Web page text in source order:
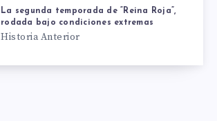
La segunda temporada de “Reina Roja”,
rodada bajo condiciones extremas
Historia Anterior